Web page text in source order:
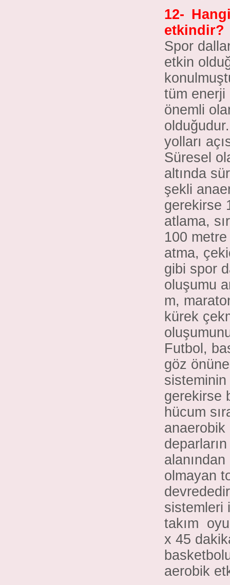
12-
etkindir?
Spor
etkin
tüm enerji
önemli
yolları
Süresel
altında
şekli
gerekirse
atlama,
100
atma,
gibi spor
oluşumu
m,
kürek
Futbol,
göz
gerekirse
hücum
olmayan
sistemleri
takım
x 45
aerobik